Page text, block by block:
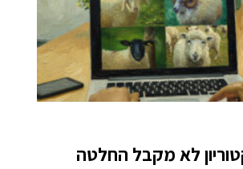
לא מקבל החלטה